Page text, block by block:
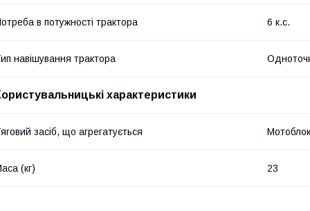
в потужності трактора 6 к.с.
навішування трактора
характеристики
засіб, що агрегатується Мотоблок
(кг) 23